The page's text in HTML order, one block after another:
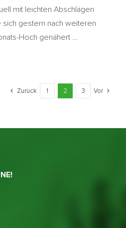
mit leichten Abschlägen
sich gestern nach weiteren
Hoch genähert ...
Zurück 1 2 3 Vor